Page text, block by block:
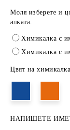
Моля изберете и
алката:
Химикалка с
Химикалка с
Цвят на
НАПИШЕТЕ